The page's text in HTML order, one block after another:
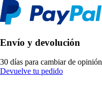
Envío y devolución
30 días para cambiar de opinión
Devuelve tu pedido